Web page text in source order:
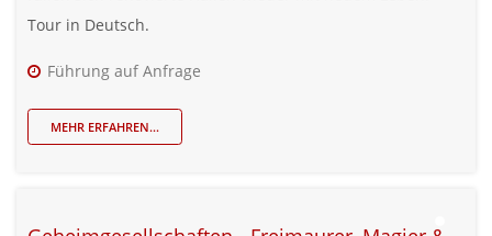
Tour in Deutsch.
Führung auf Anfrage
MEHR ERFAHREN...